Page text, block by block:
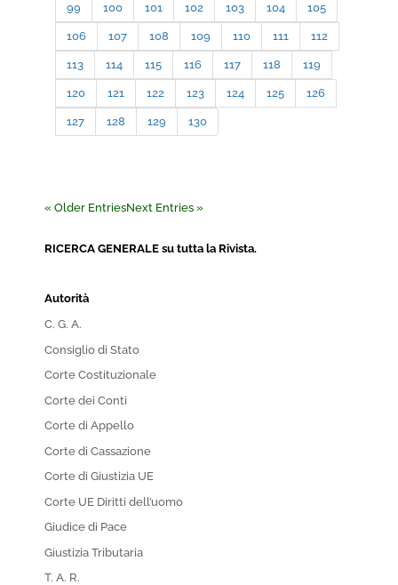
99 100 101 102 103 104 105
106 107 108 109 110 111 112
113 114 115 116 117 118 119
120 121 122 123 124 125 126
127 128 129 130
« Older EntriesNext Entries »
RICERCA GENERALE su tutta la Rivista.
Autorità
C. G. A.
Consiglio di Stato
Corte Costituzionale
Corte dei Conti
Corte di Appello
Corte di Cassazione
Corte di Giustizia UE
Corte UE Diritti dell’uomo
Giudice di Pace
Giustizia Tributaria
T. A. R.